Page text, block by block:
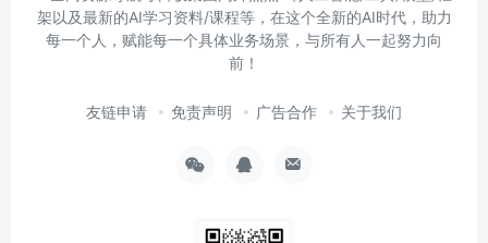
架以及最新的AI学习资料/课程等，在这个全新的AI时代，助力
每一个人，赋能每一个具体业务场景，与所有人一起努力向
前！
友链申请 免责声明 广告合作 关于我们